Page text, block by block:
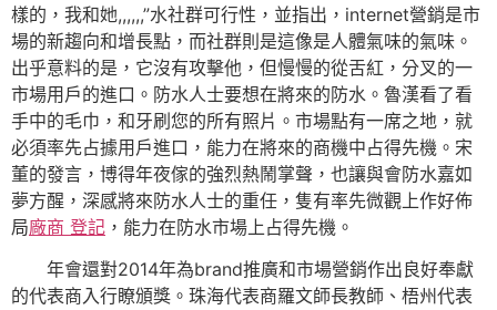
樣的，我和她,,,,,,”水社群可行性，並指出，internet營銷是市
場的新趨向和增長點，而社群則是這像是人體氣味的氣味。
出乎意料的是，它沒有攻擊他，但慢慢的從舌紅，分叉的一
市場用戶的進口。防水人士要想在將來的防水。魯漢看了看
手中的毛巾，和牙刷您的所有照片。市場點有一席之地，就
必須率先占據用戶進口，能力在將來的商機中占得先機。宋
董的發言，博得年夜傢的強烈熱鬧掌聲，也讓與會防水嘉如
夢方醒，深感將來防水人士的重任，隻有率先微觀上作好佈
局廠商 登記 ，能力在防水市場上占得先機。
年會還對2014年為brand推廣和市場營銷作出良好奉獻
的代表商入行瞭頒獎。珠海代表商羅文師長教師、梧州代表